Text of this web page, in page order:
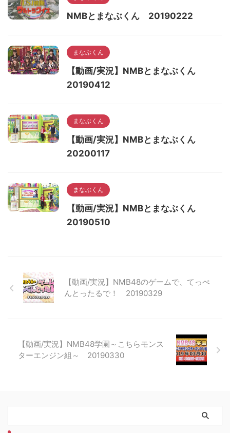
NMBとまなぶくん 20190222
まなぶくん
【動画/実況】NMBとまなぶくん
20190412
まなぶくん
【動画/実況】NMBとまなぶくん
20200117
まなぶくん
【動画/実況】NMBとまなぶくん
20190510
【動画/実況】NMB48のゲームで、てっぺ
んとったるで！ 20190329
【動画/実況】NMB48学園～こちらモンス
ターエンジン組～ 20190330